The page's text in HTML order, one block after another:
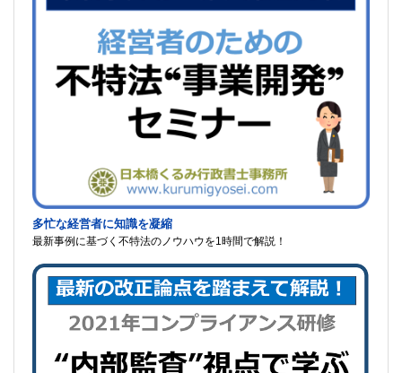
多忙な経営者に知識を凝縮
最新事例に基づく不特法のノウハウを1時間で解説！